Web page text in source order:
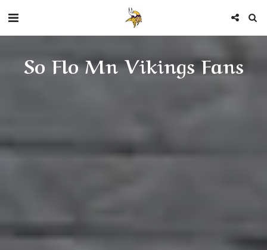
So Flo Mn Vikings Fans